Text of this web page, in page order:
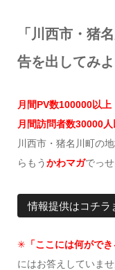
「川西市・猪
告を出してみよ
月間PV数100000以上
月間訪問者数30000人
川西市・猪名川町の
らもうかわマガでっせ
情報提供はコチラ
✳︎ 「ここには何がで
にはお答えしていませ